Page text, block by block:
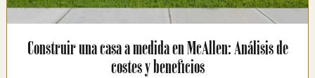
Construir una casa a medida en McAllen: Análisis de
costes y beneficios